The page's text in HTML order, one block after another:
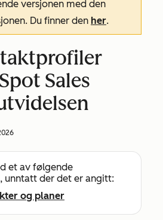
versjonen med den
Du finner den her.
Sales
et av følgende
, unntatt der det er angitt:
og planer